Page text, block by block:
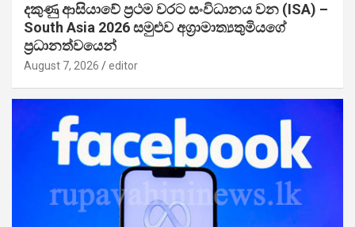
දකුණු ආසියාවේ ප්‍රථම වරට සංවිධානය වන (ISA) –
South Asia 2026 සමුළුව අග්‍රාමාත්‍යතුමියගේ
ප්‍රධානත්වයෙන්
August 7, 2026 editor